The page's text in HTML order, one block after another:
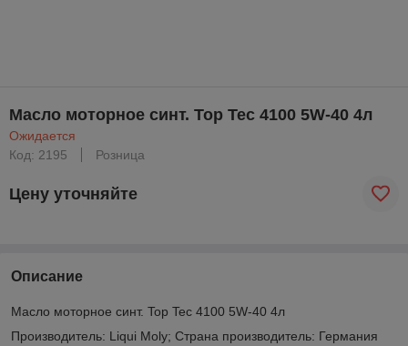
Масло моторное синт. Top Tec 4100 5W-40 4л
Ожидается
Код: 2195
Розница
Цену уточняйте
Описание
Масло моторное синт. Top Tec 4100 5W-40 4л
Производитель: Liqui Moly; Страна производитель: Германия